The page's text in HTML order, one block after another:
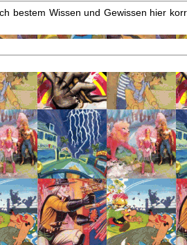
bestem Wissen und Gewissen hier